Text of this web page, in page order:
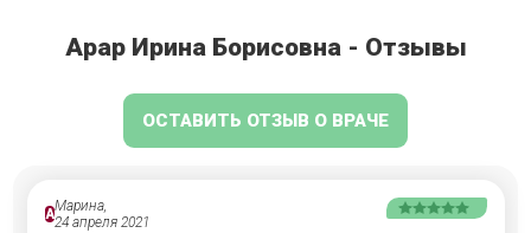
Арар Ирина Борисовна - Отзывы
ОСТАВИТЬ ОТЗЫВ О ВРАЧЕ
АМарина,
24 апреля 2021